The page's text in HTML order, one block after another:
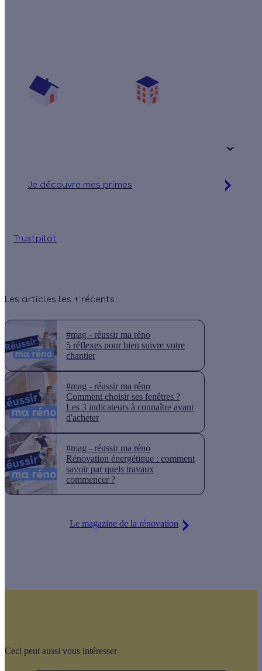
Je découvre mes primes
Trustpilot
Les articles les + récents
#mag - réussir ma réno
5 réflexes pour bien suivre votre
chantier
#mag - réussir ma réno
Comment choisir ses fenêtres ?
Les 3 indicateurs à connaître avant
d'acheter
#mag - réussir ma réno
Rénovation énergétique : comment
savoir par quels travaux
commencer ?
Le magazine de la rénovation
Ceci peut aussi vous intéresser